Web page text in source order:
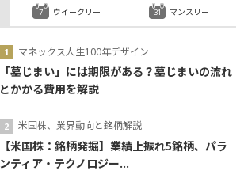
マネックス人生100年デザイン
「墓じまい」には期限がある？墓じまいの流れ
とかかる費用を解説
米国株、業界動向と銘柄解説
【米国株：銘柄発掘】業績上振れ5銘柄、パラ
ンティア・テクノロジー...
ウイークリー マンスリー